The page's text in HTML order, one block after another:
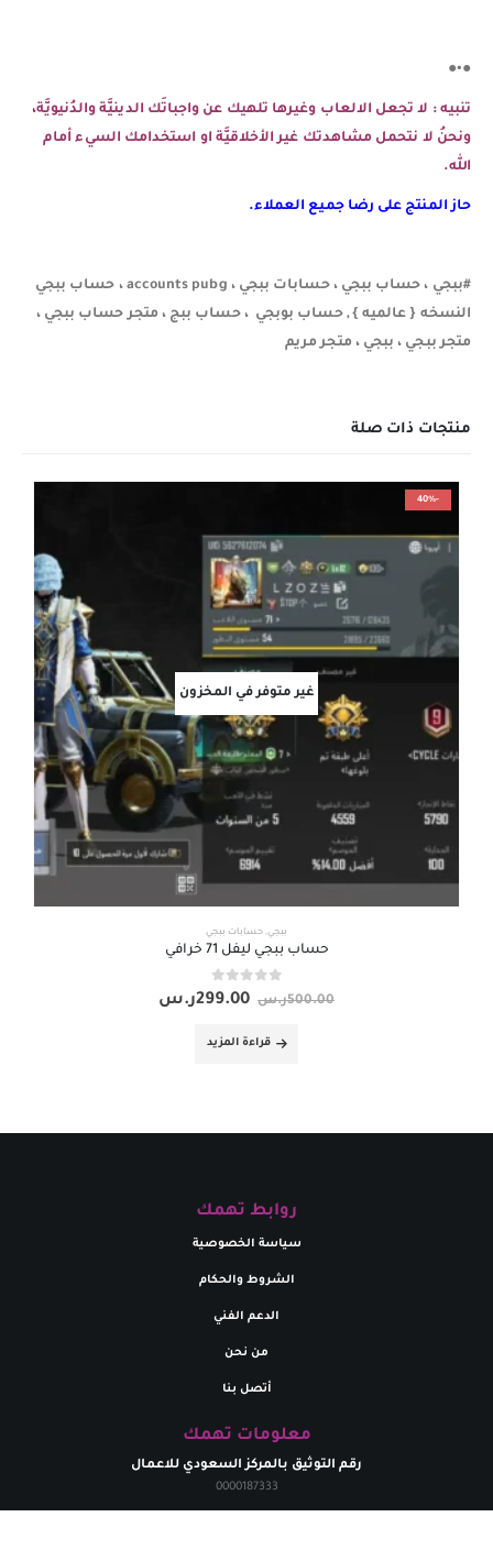
●•●
تنبيه : لا تجعل الالعاب وغيرها تلهيك عن واجباتَك الدينيَّة والدُنيويَّة،
ونحنُ لا نتحمل مشاهدتك غير الأخلاقيَّة او استخدامك السيء أمام
الله.
حاز المنتج على رضا جميع العملاء.
#ببجي ، حساب ببجي ، حسابات ببجي ، accounts pubg ، حساب ببجي
النسخه { عالميه } , حساب بوبجي ، حساب ببج ، متجر حساب ببجي ،
متجر ببجي ، ببجي ، متجر مريم
منتجات ذات صلة
-40%
غير متوفر في المخزون
ببجي, حسابات ببجي
حساب ببجي ليفل 71 خرافي
500.00ر.س 299.00ر.س
قراءة المزيد
روابط تهمك
سياسة الخصوصية
الشروط والحكام
الدعم الفني
من نحن
أتصل بنا
معلومات تهمك
رقم التوثيق بالمركز السعودي للاعمال
0000187333